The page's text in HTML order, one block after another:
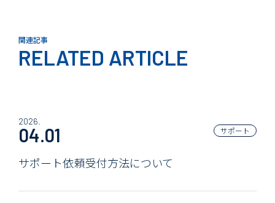
関連記事
RELATED ARTICLE
2026.
04.01 サポート
サポート依頼受付方法について